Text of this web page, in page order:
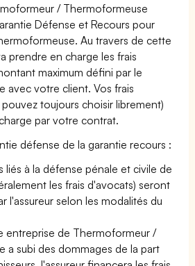
/ Thermoformeuse
Défense et Recours pour
Au travers de cette
prendre en charge les frais
maximum défini par le
avec votre client. Vos frais
toujours choisir librement)
par votre contrat.
défense de la garantie recours :
liés à la défense pénale et civile de
les frais d'avocats) seront
l'assureur selon les modalités du
entreprise de Thermoformeur /
a subi des dommages de la part